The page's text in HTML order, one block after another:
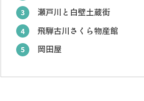
3 瀬戸川と白壁土蔵街
4 飛騨古川さくら物産館
5 岡田屋